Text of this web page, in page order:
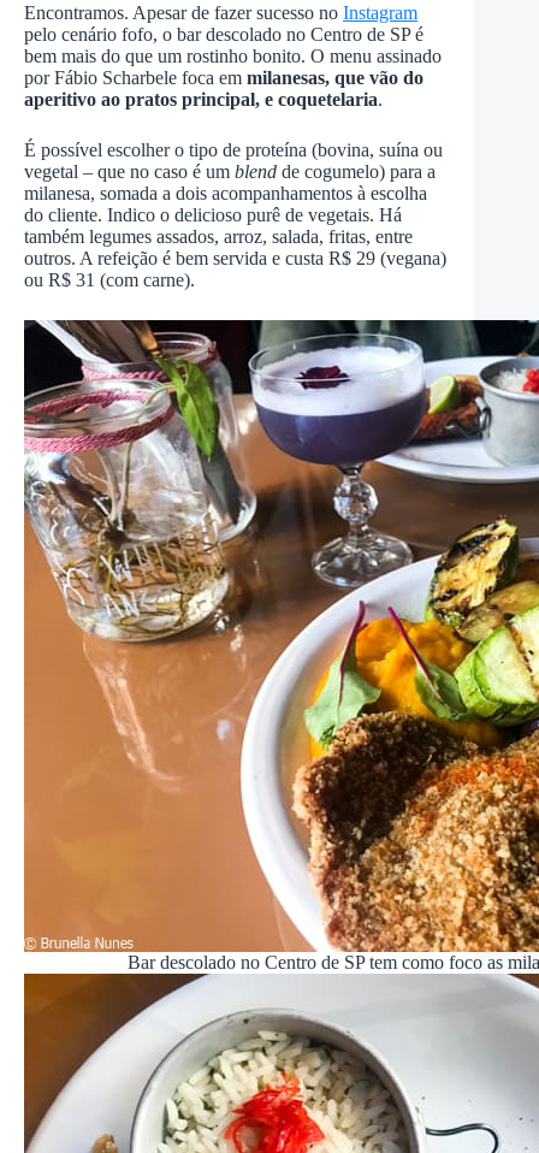
Encontramos. Apesar de fazer sucesso no Instagram
pelo cenário fofo, o bar descolado no Centro de SP é
bem mais do que um rostinho bonito. O menu assinado
por Fábio Scharbele foca em milanesas, que vão do
aperitivo ao pratos principal, e coquetelaria.
É possível escolher o tipo de proteína (bovina, suína ou
vegetal – que no caso é um blend de cogumelo) para a
milanesa, somada a dois acompanhamentos à escolha
do cliente. Indico o delicioso purê de vegetais. Há
também legumes assados, arroz, salada, fritas, entre
outros. A refeição é bem servida e custa R$ 29 (vegana)
ou R$ 31 (com carne).
Bar descolado no Centro de SP tem como foco as